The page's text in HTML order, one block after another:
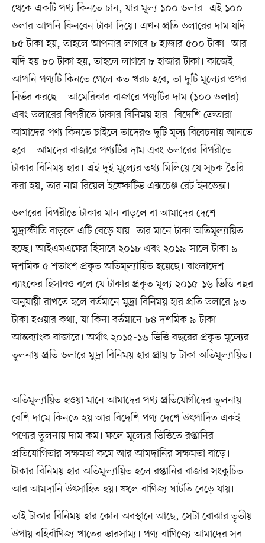
থেকে একটি পণ্য কিনতে চান, যার মূল্য ১০০ ডলার। এই ১০০
ডলার আপনি কিনবেন টাকা দিয়ে। এখন প্রতি ডলারের দাম যদি
৮৫ টাকা হয়, তাহলে আপনার লাগবে ৮ হাজার ৫০০ টাকা। আর
যদি হয় ৮০ টাকা হয়, তাহলে লাগবে ৮ হাজার টাকা। কাজেই
আপনি পণ্যটি কিনতে গেলে কত খরচ হবে, তা দুটি মূল্যের ওপর
নির্ভর করছে—আমেরিকার বাজারে পণ্যটির দাম (১০০ ডলার)
এবং ডলারের বিপরীতে টাকার বিনিময় হার। বিদেশি ক্রেতারা
আমাদের পণ্য কিনতে চাইলে তাদেরও দুটি মূল্য বিবেচনায় আনতে
হবে—আমদের বাজারে পণ্যটির দাম এবং ডলারের বিপরীতে
টাকার বিনিময় হার। এই দুই মূল্যের তথ্য মিলিয়ে যে সূচক তৈরি
করা হয়, তার নাম রিয়েল ইফেকটিভ এক্সচেঞ্জ রেট ইনডেক্স।
ডলারের বিপরীতে টাকার মান বাড়লে বা আমাদের দেশে
মুদ্রাস্ফীতি বাড়লে এটি বেড়ে যায়। তার মানে টাকা অতিমূল্যায়িত
হচ্ছে। আইএমএফের হিসাবে ২০১৮ এবং ২০১৯ সালে টাকা ৯
দশমিক ৫ শতাংশ প্রকৃত অতিমূল্যায়িত হয়েছে। বাংলাদেশ
ব্যাংকের হিসাবও বলে যে টাকার প্রকৃত মূল্য ২০১৫-১৬ ভিত্তি বছর
অনুযায়ী রাখতে হলে বর্তমানে মুদ্রা বিনিময় হার প্রতি ডলারে ৯৩
টাকা হওয়ার কথা, যা কিনা বর্তমানে ৮৪ দশমিক ৯ টাকা
আন্তব্যাংক বাজারে। অর্থাৎ ২০১৫-১৬ ভিত্তি বছরের প্রকৃত মূল্যের
তুলনায় প্রতি ডলারে মুদ্রা বিনিময় হার প্রায় ৮ টাকা অতিমূল্যায়িত।
অতিমূল্যায়িত হওয়া মানে আমাদের পণ্য প্রতিযোগীদের তুলনায়
বেশি দামে কিনতে হয় আর বিদেশি পণ্য দেশে উৎপাদিত একই
পণ্যের তুলনায় দাম কম। ফলে মূল্যের ভিত্তিতে রপ্তানির
প্রতিযোগিতার সক্ষমতা কমে আর আমদানির সক্ষমতা বাড়ে।
টাকার বিনিময় হার অতিমূল্যায়িত হলে রপ্তানির বাজার সংকুচিত
আর আমদানি উৎসাহিত হয়। ফলে বাণিজ্য ঘাটতি বেড়ে যায়।
তাই টাকার বিনিময় হার কোন অবস্থানে আছে, সেটা বোঝার তৃতীয়
উপায় বহির্বাণিজ্য খাতের ভারসাম্য। পণ্য বাণিজ্যে আমাদের সব